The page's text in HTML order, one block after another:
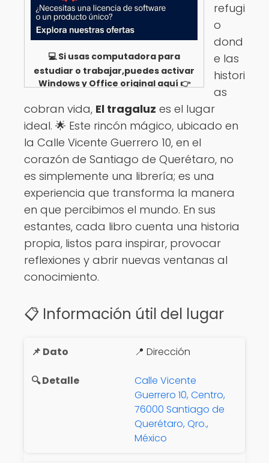
💻 Si usas computadora para
estudiar o trabajar,puedes activar
Windows y Office original aquí 👉
refugi
o
dond
e las
histori
as
cobran vida, El tragaluz es el lugar
ideal. 🌟 Este rincón mágico, ubicado en
la Calle Vicente Guerrero 10, en el
corazón de Santiago de Querétaro, no
es simplemente una librería; es una
experiencia que transforma la manera
en que percibimos el mundo. En sus
estantes, cada libro cuenta una historia
propia, listos para inspirar, provocar
reflexiones y abrir nuevas ventanas al
conocimiento.
📋 Información útil del lugar
📍 Dirección
Calle Vicente
Guerrero 10, Centro,
76000 Santiago de
Querétaro, Qro.,
México